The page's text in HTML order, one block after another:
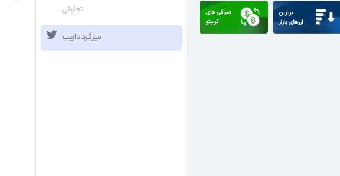
تحلیلی
میزگرد نااریب